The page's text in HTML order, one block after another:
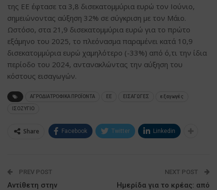
της ΕΕ έφτασε τα 3,8 δισεκατομμύρια ευρώ τον Ιούνιο,
σημειώνοντας αύξηση 32% σε σύγκριση με τον Μάιο.
Ωστόσο, στα 21,9 δισεκατομμύρια ευρώ για το πρώτο
εξάμηνο του 2025, το πλεόνασμα παραμένει κατά 10,9
δισεκατομμύρια ευρώ χαμηλότερο (-33%) από ό,τι την ίδια
περίοδο του 2024, αντανακλώντας την αύξηση του
κόστους εισαγωγών.
ΑΓΡΟΔΙΑΤΡΟΦΙΚΑ ΠΡΟΪΟΝΤΑ ΕΕ ΕΙΣΑΓΩΓΕΣ εξαγωγές
ΙΣΟΖΥΓΙΟ
Share Facebook Twitter Linkedin
PREV POST
Αντίθετη στην
NEXT POST
Ημερίδα για το κρέας: από